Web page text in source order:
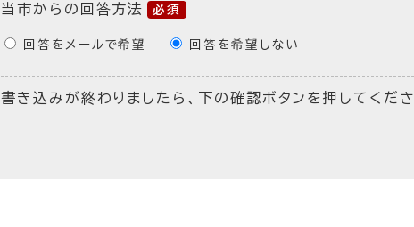
当市からの回答方法 必須
回答をメールで希望 回答を希望しない
書き込みが終わりましたら、下の確認ボタンを押してくださ